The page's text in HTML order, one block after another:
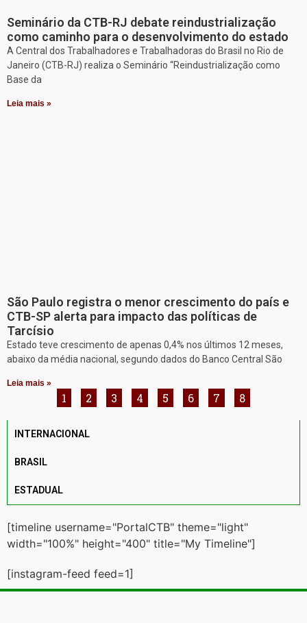
Seminário da CTB-RJ debate reindustrialização
como caminho para o desenvolvimento do estado
A Central dos Trabalhadores e Trabalhadoras do Brasil no Rio de
Janeiro (CTB-RJ) realiza o Seminário “Reindustrialização como
Base da
Leia mais »
São Paulo registra o menor crescimento do país e
CTB-SP alerta para impacto das políticas de
Tarcísio
Estado teve crescimento de apenas 0,4% nos últimos 12 meses,
abaixo da média nacional, segundo dados do Banco Central São
Leia mais »
1 2 3 4 5 6 7 8
INTERNACIONAL
BRASIL
ESTADUAL
[timeline username="PortalCTB" theme="light"
width="100%" height="400" title="My Timeline"]
[instagram-feed feed=1]